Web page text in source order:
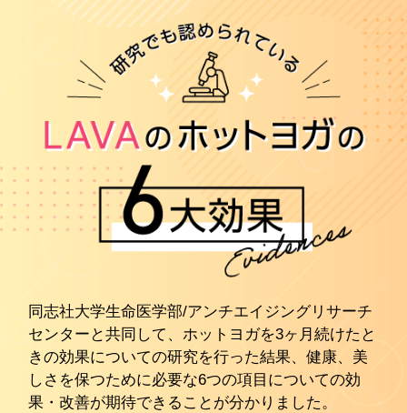
同志社大学生命医学部/アンチエイジングリサーチ
センターと共同して、ホットヨガを3ヶ月続けたと
きの効果についての研究を行った結果、健康、美
しさを保つために必要な6つの項目についての効
果・改善が期待できることが分かりました。